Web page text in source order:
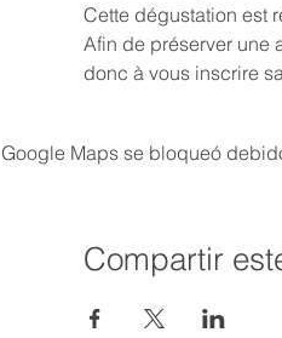
Cette dégustation est
Afin de préserver une
donc à vous inscrire
Google Maps se bloqueó
Compartir